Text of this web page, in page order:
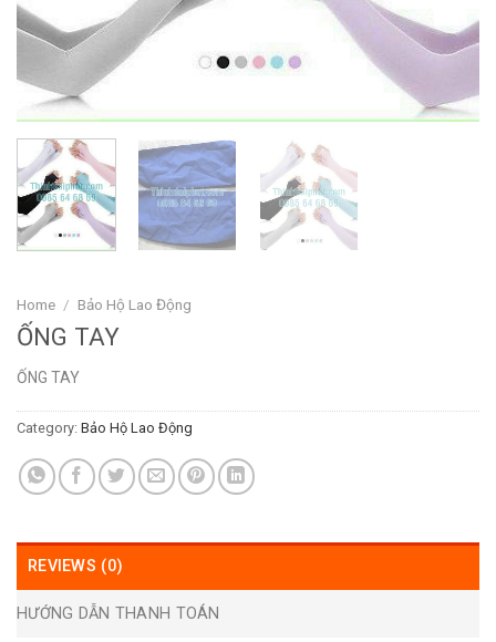
Home / Bảo Hộ Lao Động
ỐNG TAY
ỐNG TAY
Category: Bảo Hộ Lao Động
REVIEWS (0)
HƯỚNG DẪN THANH TOÁN